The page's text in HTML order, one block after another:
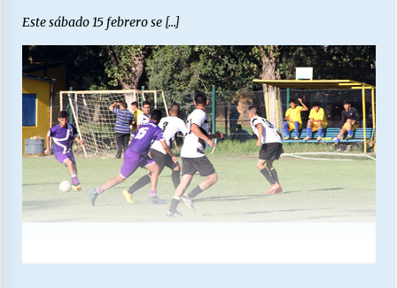
Este sábado 15 febrero se […]